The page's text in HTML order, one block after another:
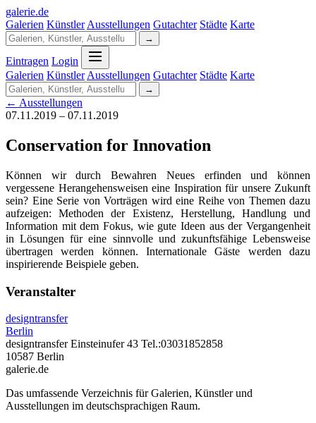
galerie.de
Galerien Künstler Ausstellungen Gutachter Städte Karte
→
Eintragen Login
Galerien Künstler Ausstellungen Gutachter Städte Karte
→
← Ausstellungen
07.11.2019 – 07.11.2019
Conservation for Innovation
Können wir durch Bewahren Neues erfinden und können
vergessene Herangehensweisen eine Inspiration für unsere Zukunft
sein? Eine Serie von Vorträgen wird eine Reihe von Themen dazu
aufzeigen: Methoden der Existenz, Herstellung, Handlung und
Information mit dem Fokus, wie gute Ideen aus der Vergangenheit
in Lösungen für eine sinnvolle und zukunftsfähige Lebensweise
übertragen werden können. Internationale Gäste werden dazu
inspirierende Beispiele geben.
Veranstalter
designtransfer
Berlin
designtransfer Einsteinufer 43 Tel.:03031852858
10587 Berlin
galerie.de
Das umfassende Verzeichnis für Galerien, Künstler und
Ausstellungen im deutschsprachigen Raum.